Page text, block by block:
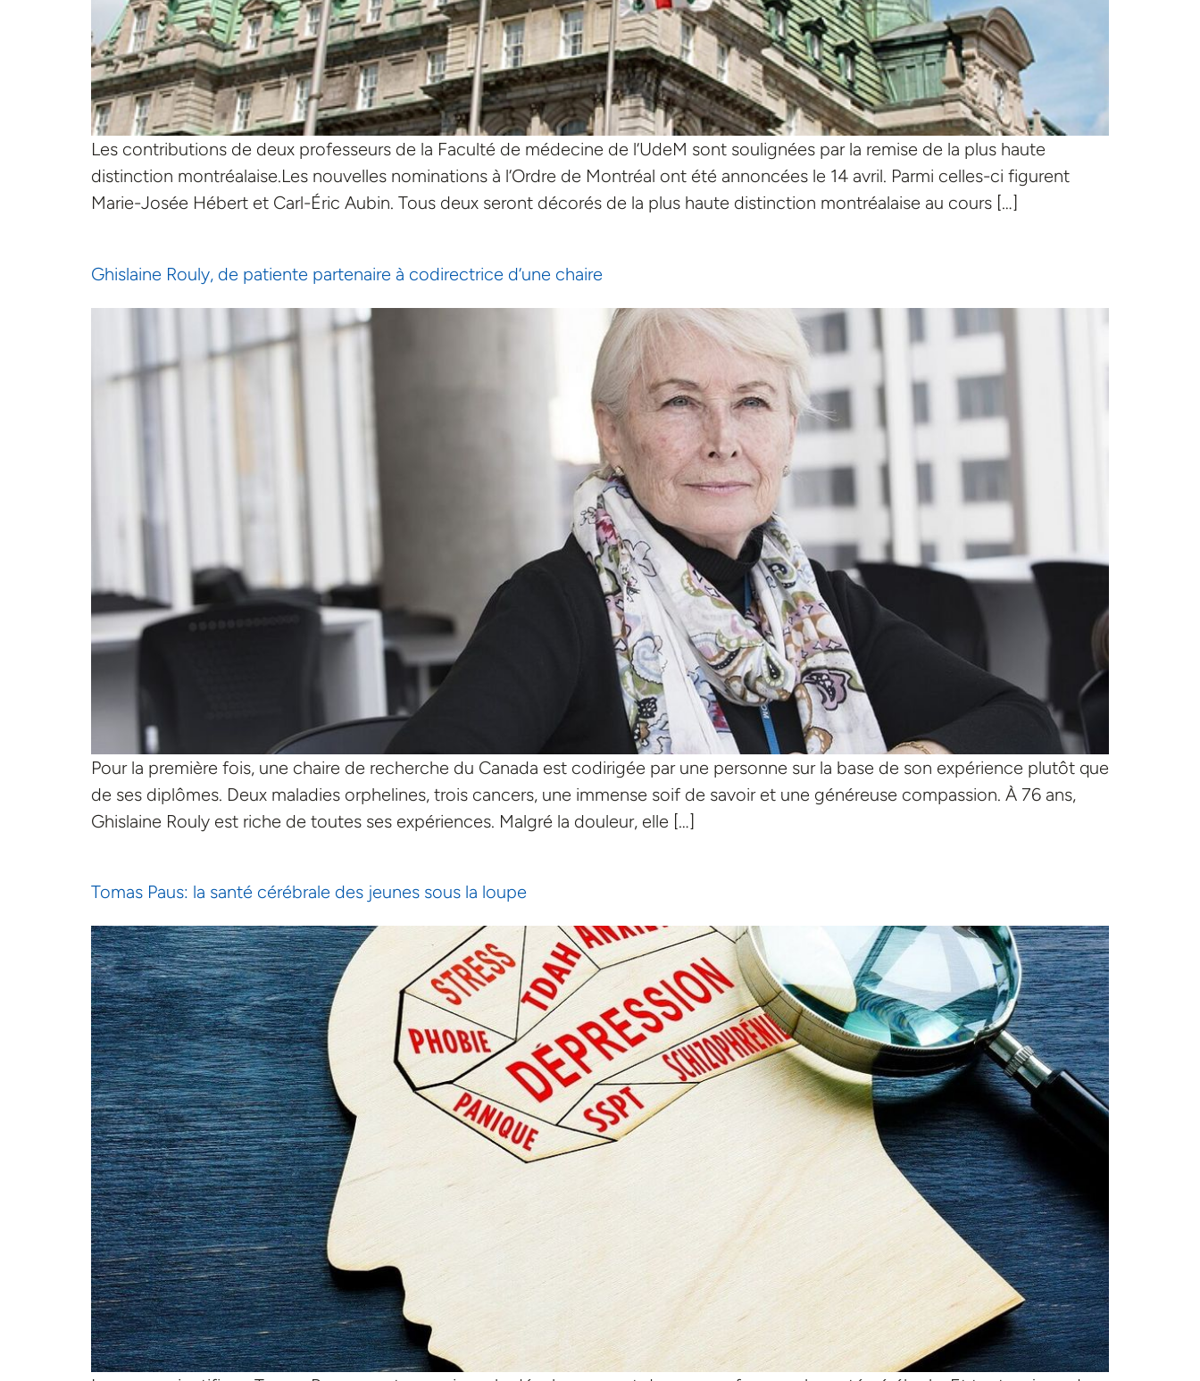
Les contributions de deux professeurs de la Faculté de médecine de l’UdeM sont soulignées par la remise de la plus haute
distinction montréalaise.Les nouvelles nominations à l’Ordre de Montréal ont été annoncées le 14 avril. Parmi celles-ci figurent
Marie-Josée Hébert et Carl-Éric Aubin. Tous deux seront décorés de la plus haute distinction montréalaise au cours […]
Ghislaine Rouly, de patiente partenaire à codirectrice d’une chaire
Pour la première fois, une chaire de recherche du Canada est codirigée par une personne sur la base de son expérience plutôt que
de ses diplômes. Deux maladies orphelines, trois cancers, une immense soif de savoir et une généreuse compassion. À 76 ans,
Ghislaine Rouly est riche de toutes ses expériences. Malgré la douleur, elle […]
Tomas Paus: la santé cérébrale des jeunes sous la loupe